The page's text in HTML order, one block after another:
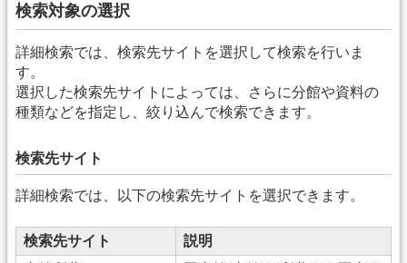
検索対象の選択
詳細検索では、検索先サイトを選択して検索を行いま
す。
選択した検索先サイトによっては、さらに分館や資料の
種類などを指定し、絞り込んで検索できます。
検索先サイト
詳細検索では、以下の検索先サイトを選択できます。
検索先サイト
説明